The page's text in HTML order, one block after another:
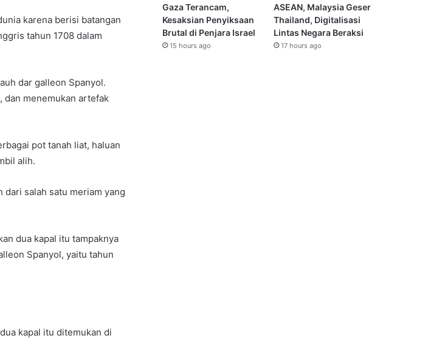
karena berisi batangan
tahun 1708 dalam
dar galleon Spanyol.
dan menemukan artefak
pot tanah liat, haluan
alih.
salah satu meriam yang
dua kapal itu tampaknya
Spanyol, yaitu tahun
kapal itu ditemukan di
Gaza Terancam,
Kesaksian Penyiksaan
Brutal di Penjara Israel
15 hours ago
ASEAN, Malaysia Geser
Thailand, Digitalisasi
Lintas Negara Beraksi
17 hours ago